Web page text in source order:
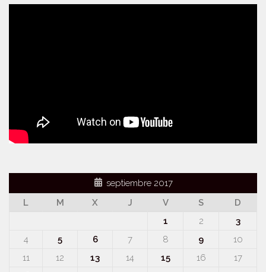
septiembre 2017
L
M X J V S
D
1
2
3
4
5 6 7 8 9
10
11
12 13 14 15 16
17